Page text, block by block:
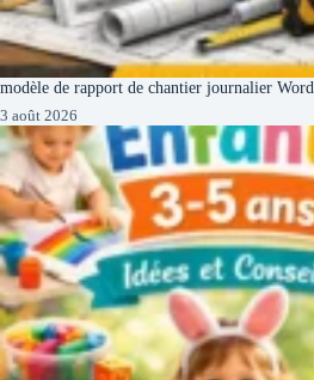
modèle de rapport de chantier journalier Word
3 août 2026